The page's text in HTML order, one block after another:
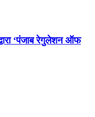
‘पंजाब रेगुलेशन ऑफ